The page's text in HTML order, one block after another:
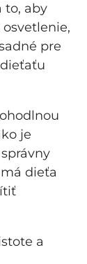
to, aby
pre
je
dieťa
a